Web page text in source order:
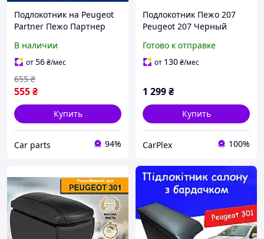
Подлокотник на Peugeot
Partner Пежо Партнер
салона обвес Бокс
бардачок Tuning
В наличии
от56₴/мес
555₴
655 ₴
Купить
Сar parts 94%
Подлокотник Пежо 207
Peugeot 207 Черный
Готово к отправке
от 130₴/мес
1 299₴
Купить
CarPlex 100%